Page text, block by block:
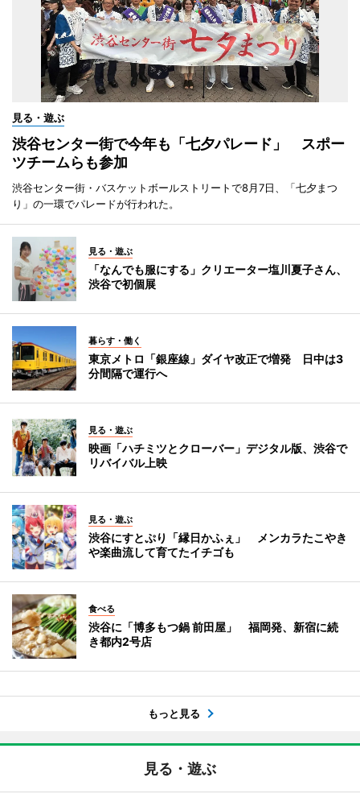
見る・遊ぶ
渋谷センター街で今年も「七夕パレード」 スポー
ツチームらも参加
渋谷センター街・バスケットボールストリートで8月7日、「七夕まつ
り」の一環でパレードが行われた。
見る・遊ぶ
「なんでも服にする」クリエーター塩川夏子さん、
渋谷で初個展
暮らす・働く
東京メトロ「銀座線」ダイヤ改正で増発 日中は3
分間隔で運行へ
見る・遊ぶ
映画「ハチミツとクローバー」デジタル版、渋谷で
リバイバル上映
見る・遊ぶ
渋谷にすとぷり「縁日かふぇ」 メンカラたこやき
や楽曲流して育てたイチゴも
食べる
渋谷に「博多もつ鍋 前田屋」 福岡発、新宿に続
き都内2号店
もっと見る
見る・遊ぶ